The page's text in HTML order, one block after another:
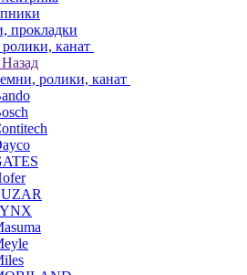
прокладки
канат
Назад
ролики, канат